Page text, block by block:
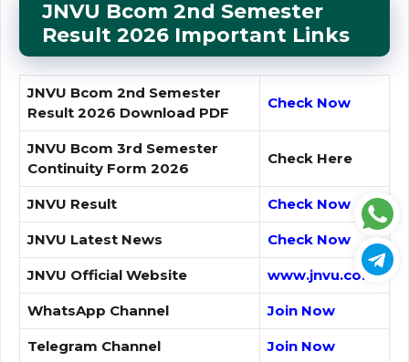
JNVU Bcom 2nd Semester
Result 2026 Important Links
JNVU Bcom 2nd Semester
Result 2026 Download PDF
Check Now
JNVU Bcom 3rd Semester
Continuity Form 2026
Check Here
JNVU Result Check Now
JNVU Latest News Check Now
JNVU Official Website www.jnvu.co.in
WhatsApp Channel Join Now
Telegram Channel Join Now